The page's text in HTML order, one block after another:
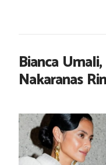
Bianca
Nakaranas